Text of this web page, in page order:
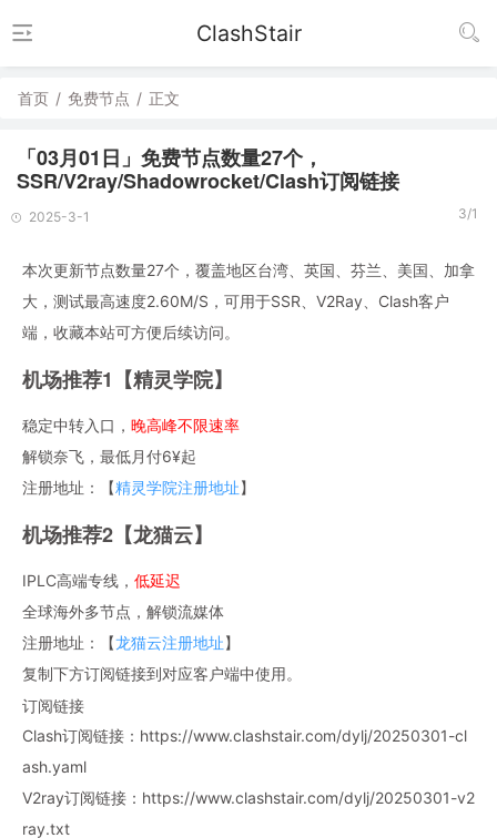
ClashStair
首页 / 免费节点 / 正文
「03月01日」免费节点数量27个，
SSR/V2ray/Shadowrocket/Clash订阅链接
2025-3-1 3/1
本次更新节点数量27个，覆盖地区台湾、英国、芬兰、美国、加拿
大，测试最高速度2.60M/S，可用于SSR、V2Ray、Clash客户
端，收藏本站可方便后续访问。
机场推荐1【精灵学院】
稳定中转入口， 晚高峰不限速率
解锁奈飞，最低月付6¥起
注册地址：【精灵学院注册地址】
机场推荐2【龙猫云】
IPLC高端专线， 低延迟
全球海外多节点，解锁流媒体
注册地址：【龙猫云注册地址】
复制下方订阅链接到对应客户端中使用。
订阅链接
Clash订阅链接：https://www.clashstair.com/dylj/20250301-cl
ash.yaml
V2ray订阅链接：https://www.clashstair.com/dylj/20250301-v2
ray.txt